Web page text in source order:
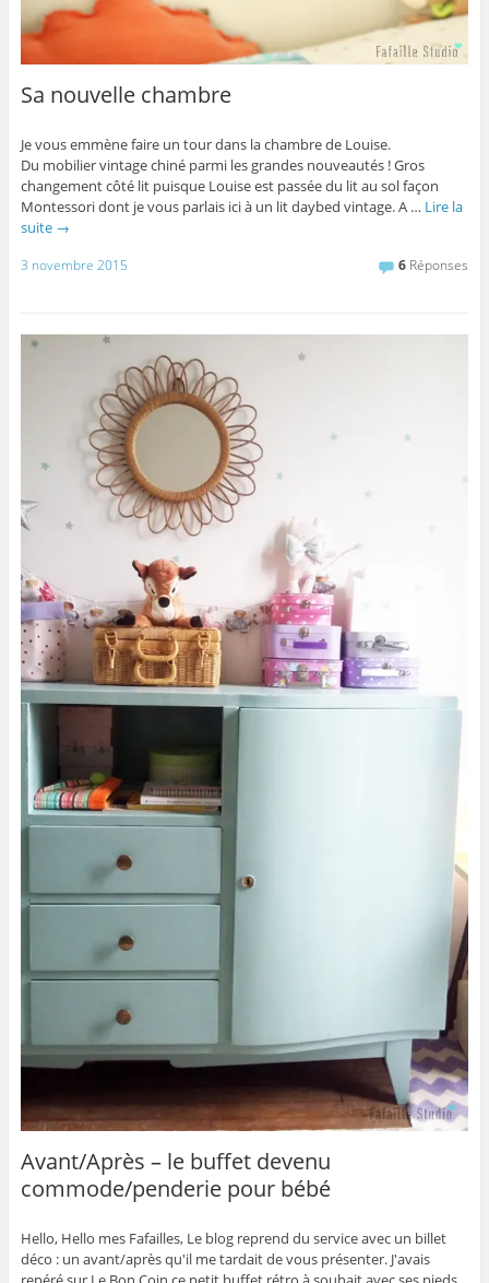
Sa nouvelle chambre
Je vous emmène faire un tour dans la chambre de Louise.
Du mobilier vintage chiné parmi les grandes nouveautés ! Gros
changement côté lit puisque Louise est passée du lit au sol façon
Montessori dont je vous parlais ici à un lit daybed vintage. A … Lire la
suite →
3 novembre 2015 6 Réponses
Avant/Après – le buffet devenu
commode/penderie pour bébé
Hello, Hello mes Fafailles, Le blog reprend du service avec un billet
déco : un avant/après qu'il me tardait de vous présenter. J'avais